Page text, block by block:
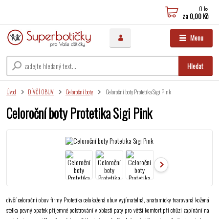
Menu
Hledat
0 ks
za0,00 Kč
Úvod DÍVČÍ OBUV Celoroční boty Celoroční boty Protetika Sigi Pink
Celoroční boty Protetika Sigi Pink
dívčí celoroční obuv firmy Protetika celokožená obuv vyjímatelná, anatomicky tvarovaná kožená
stélka pevný opatek příjemné polstrování v oblasti paty pro větší komfort při chůzi zapínání na